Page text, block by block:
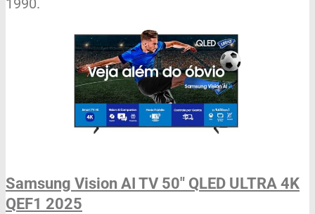
1990.
Samsung Vision AI TV 50" QLED ULTRA 4K
QEF1 2025